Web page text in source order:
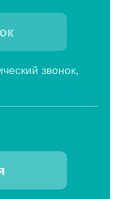
звонок,